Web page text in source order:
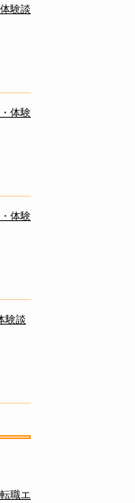
験談
体験
体験
験談
職エ